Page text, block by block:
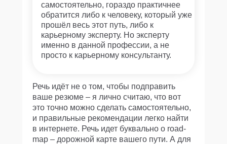
самостоятельно, гораздо практичнее
обратится либо к человеку, который уже
прошёл весь этот путь, либо к
карьерному эксперту. Но эксперту
именно в данной профессии, а не
просто к карьерному консультанту.
Речь идёт не о том, чтобы подправить
ваше резюме – я лично считаю, что вот
это точно можно сделать самостоятельно,
и правильные рекомендации легко найти
в интернете. Речь идет буквально о road-
map – дорожной карте вашего пути. А для